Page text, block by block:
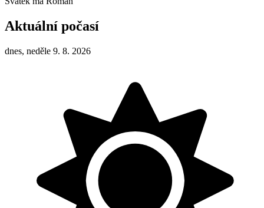
Aktuální počasí
dnes, neděle 9. 8. 2026